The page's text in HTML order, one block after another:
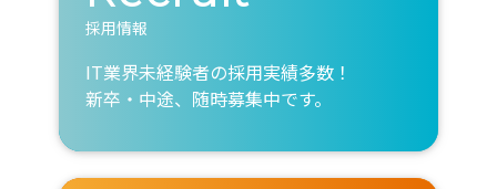
採用情報
IT業界未経験者の採用実績多数！
新卒・中途、随時募集中です。